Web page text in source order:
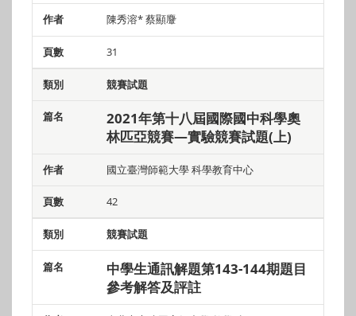
陳秀溶* 蔡顯麞
31
競賽試題
2021年第十八屆國際國中科學奧
林匹亞競賽—實驗競賽試題(上)
國立臺灣師範大學 科學教育中心
42
競賽試題
中學生通訊解題第143-144期題目
參考解答及評註